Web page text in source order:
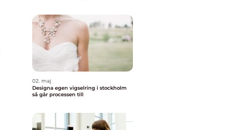
02. maj
Designa egen vigselring i stockholm
så går processen till